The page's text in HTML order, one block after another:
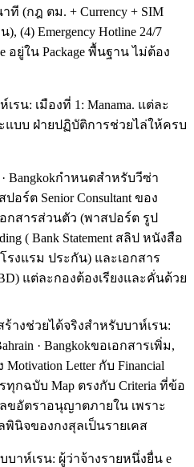
าที (กฎ ตม. + Currency + SIM
(4) Emergency Hotline 24/7
อยู่ใน Package พื้นฐาน ไม่ต้อง
รน: เมืองที่ 1: Manama. แต่ละ
บบ ฝ่ายปฏิบัติการช่วยไล่ให้ครบ
Bangkokกำหนดสำหรับวีซ่า
ร์ต Senior Consultant ของ
กสารส่วนตัว (พาสปอร์ต รูป
( Bank Statement สลิป หนังสือ
รงแรม ประกัน) และเอกสาร
แต่ละกองต้องเรียงและคั่นด้วย
างช่วยได้จริงสำหรับบาห์เรน:
· Bangkokขอเอกสารเพิ่ม,
Letter กับ Financial
ทุกฉบับ Map ตรงกับ Criteria ที่ข้อ
ลขอัตราอนุญาตภายใน เพราะ
นิจของกงสุลเป็นรายเคส
บาห์เรน: ผู้ว่าจ้างรายหนึ่งยื่น e